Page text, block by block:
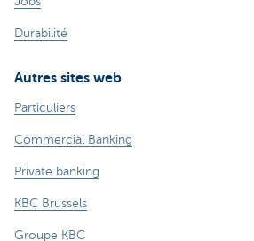
Durabilité
Autres sites web
Particuliers
Commercial Banking
Private banking
KBC Brussels
Groupe KBC